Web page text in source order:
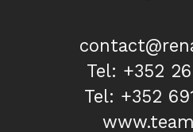
Tel: +352
Tel: +352